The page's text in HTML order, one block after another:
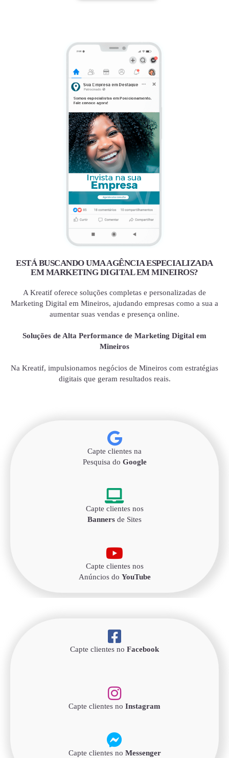
ESTÁ BUSCANDO UMA AGÊNCIA ESPECIALIZADA
EM MARKETING DIGITAL EM MINEIROS?
A Kreatif oferece soluções completas e personalizadas de
Marketing Digital em Mineiros, ajudando empresas como a sua a
aumentar suas vendas e presença online.
Soluções de Alta Performance de Marketing Digital em
Mineiros
Na Kreatif, impulsionamos negócios de Mineiros com estratégias
digitais que geram resultados reais.
Capte clientes na
Pesquisa do Google
Capte clientes nos
Banners de Sites
Capte clientes nos
Anúncios do YouTube
Capte clientes no Facebook
Capte clientes no Instagram
Capte clientes no Messenger